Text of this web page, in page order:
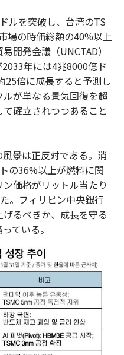
ルを突破し、台湾のTS
場の時価総額の40%以上
開発会議（UNCTAD）
年には4兆8000億ド
25倍に成長すると予測し
が単なる景気回復を超
確立されつつあること
景は正反対である。消
の36%以上が燃料に関
価格がリットル当たり
。フィリピン中央銀行
るべきか、成長を守る
ている。